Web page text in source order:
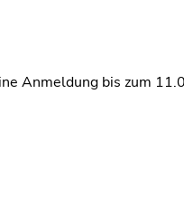
Anmeldung bis zum